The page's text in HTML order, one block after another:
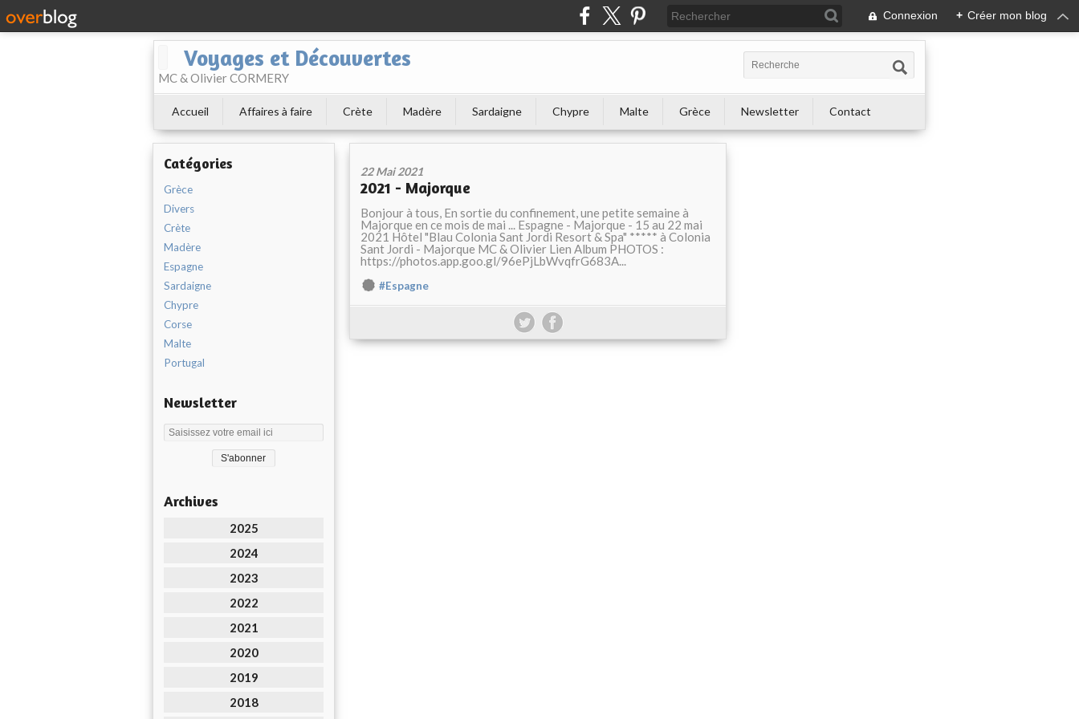
Connexion + Créer mon blog
Voyages et Découvertes
MC & Olivier CORMERY
Accueil Affaires à faire Crète Madère Sardaigne Chypre Malte Grèce Newsletter Contact
Catégories
Grèce
Divers
Crète
Madère
Espagne
Sardaigne
Chypre
Corse
Malte
Portugal
Newsletter
Archives
2025
2024
2023
2022
2021
2020
2019
2018
22 Mai 2021
2021 - Majorque
Bonjour à tous, En sortie du confinement, une petite semaine à
Majorque en ce mois de mai ... Espagne - Majorque - 15 au 22 mai
2021 Hôtel "Blau Colonia Sant Jordi Resort & Spa" ***** à Colonia
Sant Jordi - Majorque MC & Olivier Lien Album PHOTOS :
https://photos.app.goo.gl/96ePjLbWvqfrG683A...
#Espagne